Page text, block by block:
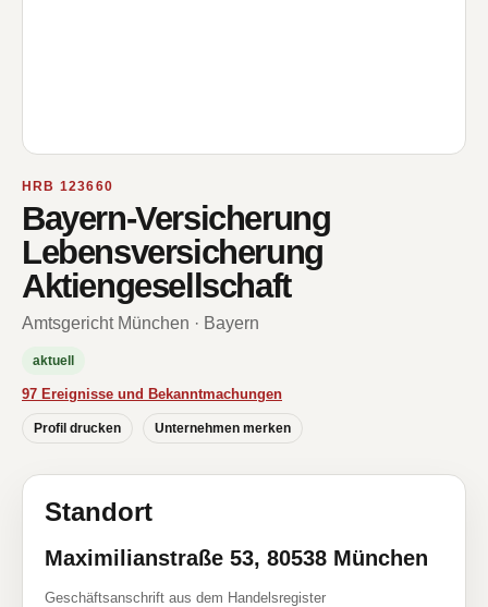
HRB 123660
Bayern-Versicherung
Lebensversicherung
Aktiengesellschaft
Amtsgericht München · Bayern
aktuell
97 Ereignisse und Bekanntmachungen
Profil drucken Unternehmen merken
Standort
Maximilianstraße 53, 80538 München
Geschäftsanschrift aus dem Handelsregister